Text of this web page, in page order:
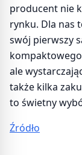
producent nie
rynku. Dla nas
swój pierwszy
ale
także kilka
to świetny
Źródło